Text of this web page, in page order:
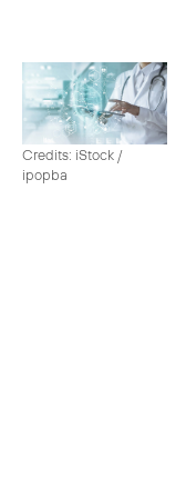
Credits: iStock /
ipopba